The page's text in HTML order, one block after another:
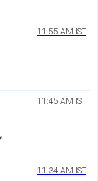
11:55 AM IST
11:45 AM IST
11:34 AM IST